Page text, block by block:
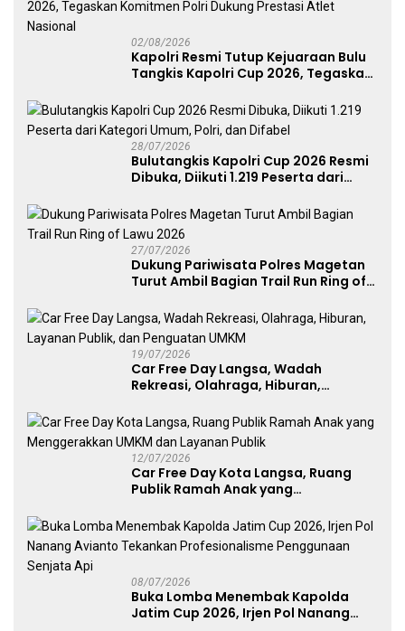
02/08/2026
Kapolri Resmi Tutup Kejuaraan Bulu
Tangkis Kapolri Cup 2026, Tegaskan
Atlet Nasional
28/07/2026
Bulutangkis Kapolri Cup 2026 Resmi
Dibuka, Diikuti 1.219 Peserta dari
27/07/2026
Dukung Pariwisata Polres Magetan
Turut Ambil Bagian Trail Run Ring of
19/07/2026
Car Free Day Langsa, Wadah
Rekreasi, Olahraga, Hiburan,
UMKM
12/07/2026
Car Free Day Kota Langsa, Ruang
Publik Ramah Anak yang
Publik
08/07/2026
Buka Lomba Menembak Kapolda
Jatim Cup 2026, Irjen Pol Nanang